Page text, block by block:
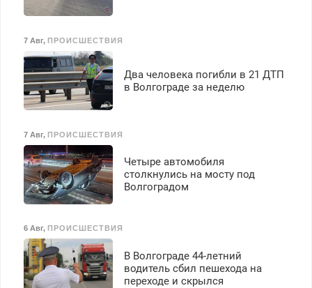
7 Авг, ПРОИСШЕСТВИЯ
Два человека погибли в 21 ДТП
в Волгограде за неделю
7 Авг, ПРОИСШЕСТВИЯ
Четыре автомобиля
столкнулись на мосту под
Волгоградом
6 Авг, ПРОИСШЕСТВИЯ
В Волгограде 44-летний
водитель сбил пешехода на
переходе и скрылся